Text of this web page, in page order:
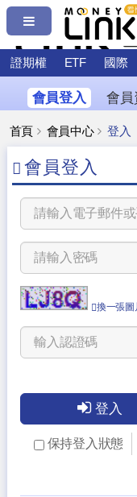
證期權 ETF 國際
會員登入 會員
首頁 會員中心 登入
會員登入
換一張圖
登入
保持登入狀態